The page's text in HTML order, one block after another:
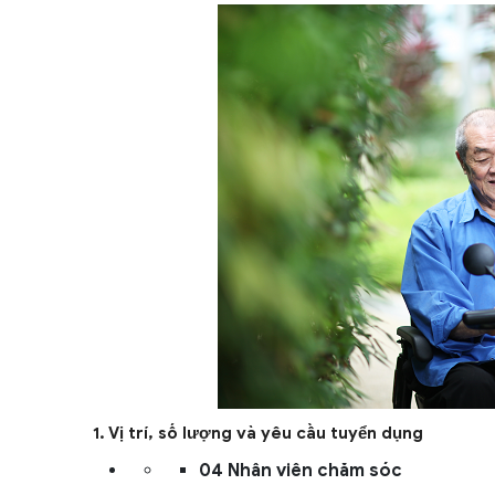
1. Vị trí, số lượng và yêu cầu tuyển dụng
04 Nhân viên chăm sóc